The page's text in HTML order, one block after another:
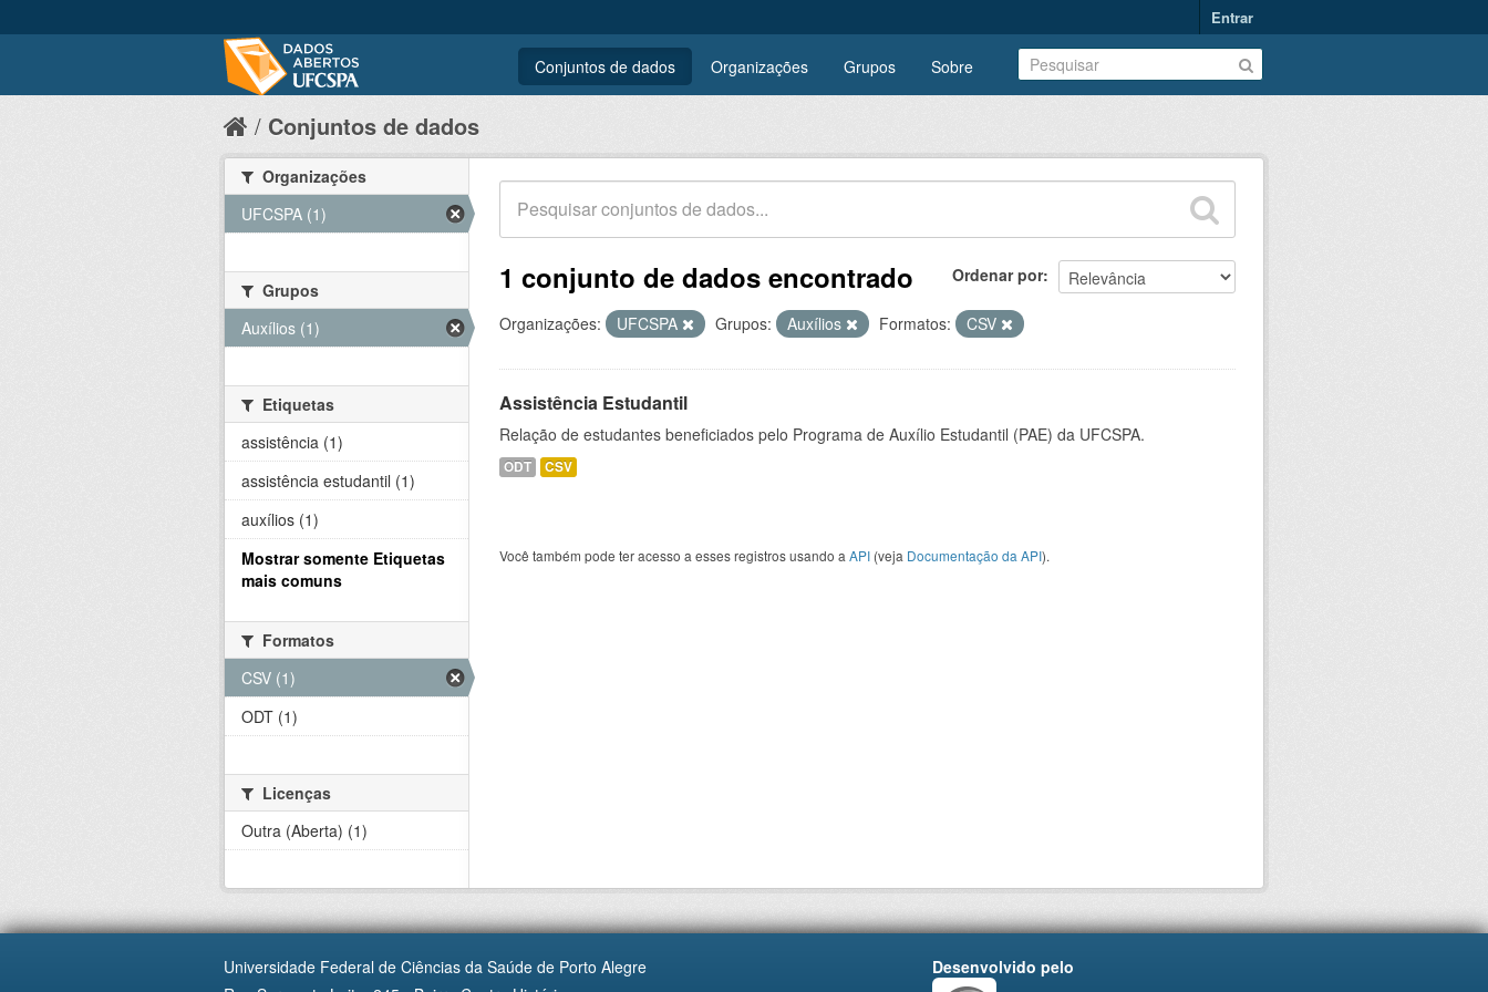
Entrar
Conjuntos de dados Organizações Grupos Sobre
Conjuntos de dados
Ordenar por
1 conjunto de dados encontrado
Organizações: UFCSPA Grupos: Auxílios Formatos: CSV
Assistência Estudantil
Relação de estudantes beneficiados pelo Programa de Auxílio Estudantil (PAE) da UFCSPA.
ODT CSV
Você também pode ter acesso a esses registros usando a API (veja Documentação da API).
Organizações
UFCSPA (1)
Grupos
Auxílios (1)
Etiquetas
assistência (1)
assistência estudantil (1)
auxílios (1)
Mostrar somente Etiquetas
mais comuns
Formatos
CSV (1)
ODT (1)
Licenças
Outra (Aberta) (1)
Universidade Federal de Ciências da Saúde de Porto Alegre
Desenvolvido pelo